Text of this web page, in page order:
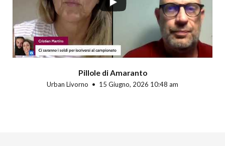
Pillole di Amaranto
Urban Livorno 15 Giugno, 2026 10:48 am